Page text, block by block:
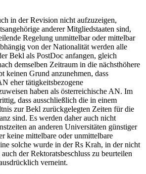
in der Revision nicht aufzuzeigen,
anderer Mitgliedstaaten sind,
Regelung unmittelbar oder mittelbar
von der Nationalität werden alle
Bekl als PostDoc anfangen, gleich
demselben Zeitraum in die nächsthöhere
keinen Grund anzunehmen, dass
eher tätigkeitsbezogene
haben als österreichische AN. Im
dass ausschließlich die in einem
zur Bekl zurückgelegten Zeiten für die
sind. Es werden daher auch nicht
an anderen Universitäten günstiger
keine mittelbare oder unmittelbare
solche wurde in der Rs Krah, in der nicht
der Rektoratsbeschluss zu beurteilen
verneint.